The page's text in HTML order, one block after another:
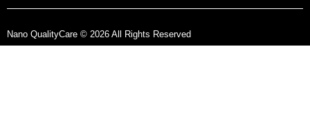
Nano QualityCare © 2026 All Rights Reserved